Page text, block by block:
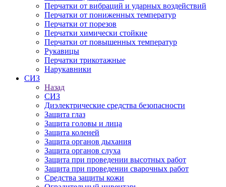
Перчатки от вибраций и ударных воздействий
Перчатки от пониженных температур
Перчатки от порезов
Перчатки химически стойкие
Перчатки от повышенных температур
Рукавицы
Перчатки трикотажные
Нарукавники
СИЗ
Назад
СИЗ
Диэлектрические средства безопасности
Защита глаз
Защита головы и лица
Защита коленей
Защита органов дыхания
Защита органов слуха
Защита при проведении высотных работ
Защита при проведении сварочных работ
Средства защиты кожи